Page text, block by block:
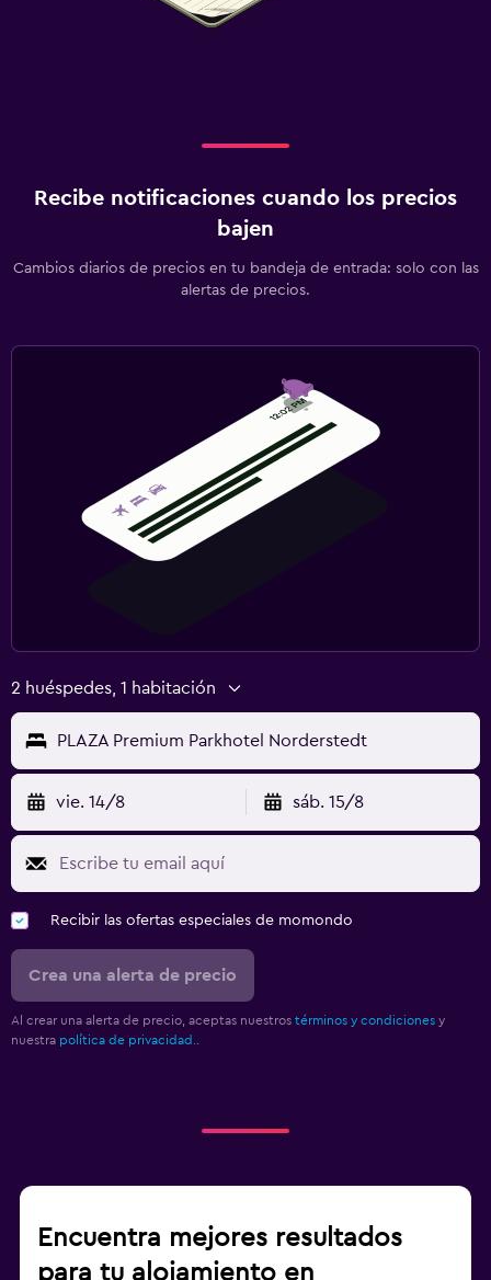
Recibe notificaciones cuando los precios
bajen
Cambios diarios de precios en tu bandeja de entrada: solo con las
alertas de precios.
2 huéspedes, 1 habitación
PLAZA Premium Parkhotel Norderstedt
vie. 14/8 sáb. 15/8
Recibir las ofertas especiales de momondo
Crea una alerta de precio
Al crear una alerta de precio, aceptas nuestros términos y condiciones y
nuestra política de privacidad.
Encuentra mejores resultados
para tu alojamiento en